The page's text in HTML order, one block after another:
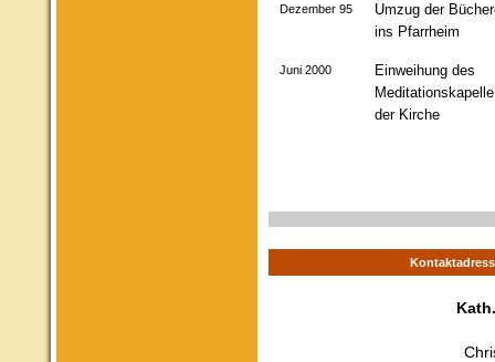
Dezember 95
Umzug der
ins Pfarrheim
Juni 2000
Einweihung des
der Kirche